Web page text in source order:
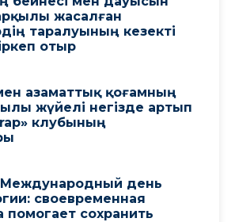
жасалған
таралуының кезекті
отыр
азаматтық қоғамның
жүйелі негізде артып
клубының
Международный день
своевременная
помогает сохранить